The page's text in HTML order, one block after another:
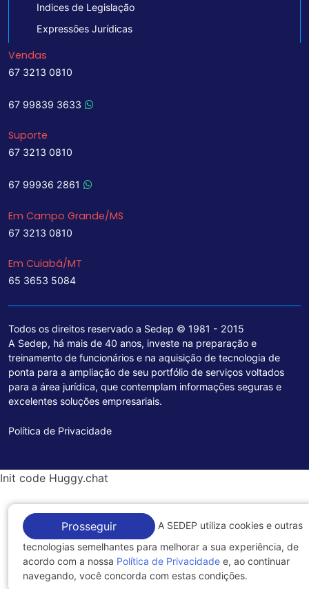
Indices de Legislação
Expressões Jurídicas
Vendas
67 3213 0810
67 99839 3633
Suporte
67 3213 0810
67 99936 2861
Em Campo Grande/MS
67 3213 0810
Em Cuiabá/MT
65 3653 5084
Todos os direitos reservado a Sedep © 1981 - 2015
A Sedep, há mais de 40 anos, investe na preparação e
treinamento de funcionários e na aquisição de tecnologia de
ponta para a ampliação de seu portfólio de serviços voltados
para a área jurídica, que contemplam informações seguras e
excelentes soluções empresariais.
Política de Privacidade
Prosseguir
A SEDEP utiliza cookies e outras
tecnologias semelhantes para melhorar a sua experiência, de
acordo com a nossa Política de Privacidade e, ao continuar
navegando, você concorda com estas condições.
Init code Huggy.chat